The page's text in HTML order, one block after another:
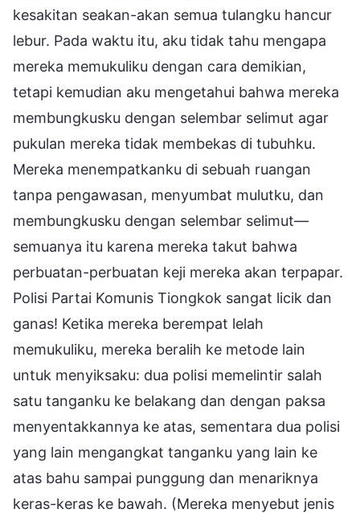
kesakitan seakan-akan semua tulangku hancur
lebur. Pada waktu itu, aku tidak tahu mengapa
mereka memukuliku dengan cara demikian,
tetapi kemudian aku mengetahui bahwa mereka
membungkusku dengan selembar selimut agar
pukulan mereka tidak membekas di tubuhku.
Mereka menempatkanku di sebuah ruangan
tanpa pengawasan, menyumbat mulutku, dan
membungkusku dengan selembar selimut—
semuanya itu karena mereka takut bahwa
perbuatan-perbuatan keji mereka akan terpapar.
Polisi Partai Komunis Tiongkok sangat licik dan
ganas! Ketika mereka berempat lelah
memukuliku, mereka beralih ke metode lain
untuk menyiksaku: dua polisi memelintir salah
satu tanganku ke belakang dan dengan paksa
menyentakkannya ke atas, sementara dua polisi
yang lain mengangkat tanganku yang lain ke
atas bahu sampai punggung dan menariknya
keras-keras ke bawah. (Mereka menyebut jenis